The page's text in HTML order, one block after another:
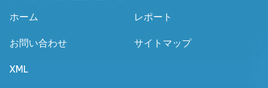
ホーム レポート
お問い合わせ サイトマップ
XML